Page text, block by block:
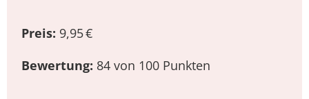
Preis: 9,95 €
Bewertung: 84 von 100 Punkten